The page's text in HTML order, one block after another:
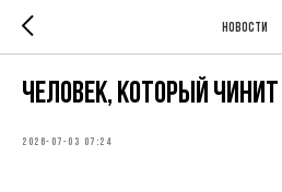
Новости
Человек, который
2026-07-03 07:24